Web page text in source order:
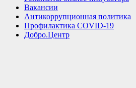
Вакансии
Антикоррупционная политика
Профилактика COVID-19
Добро.Центр